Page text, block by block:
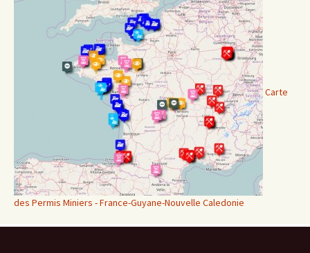
Carte
des Permis Miniers - France-Guyane-Nouvelle Caledonie